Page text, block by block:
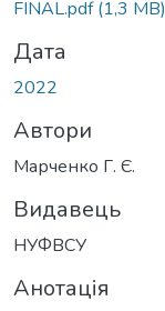
FINAL.pdf(1,3 MB)
Дата
2022
Автори
Марченко Г. Є.
Видавець
НУФВСУ
Анотація